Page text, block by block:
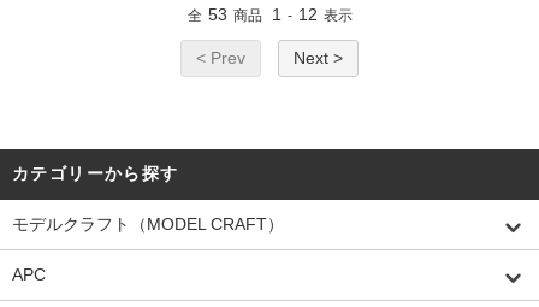
全 53 商品 1 - 12 表示
< Prev Next >
カテゴリーから探す
モデルクラフト（MODEL CRAFT）
APC